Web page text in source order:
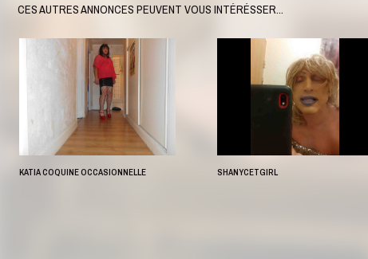
CES AUTRES ANNONCES PEUVENT VOUS INTÉRÉSSER...
2
KATIA COQUINE OCCASIONNELLE SHANYCETGIRL